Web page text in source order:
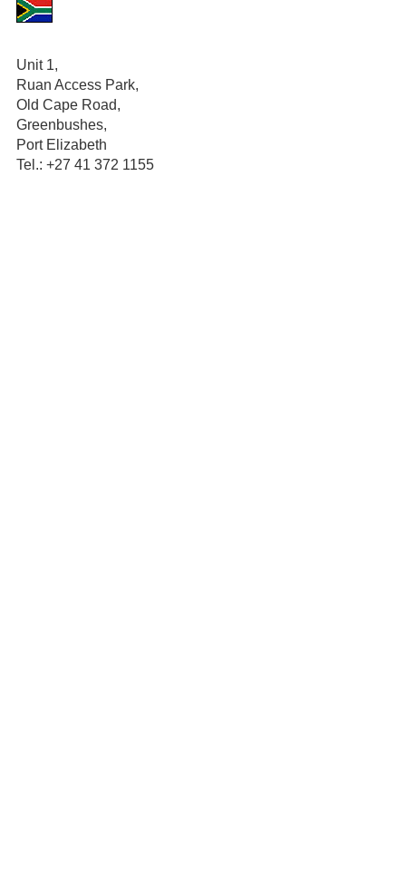
Unit 1,
Ruan Access Park,
Old Cape Road,
Greenbushes,
Port Elizabeth
Tel.: +27 41 372 1155